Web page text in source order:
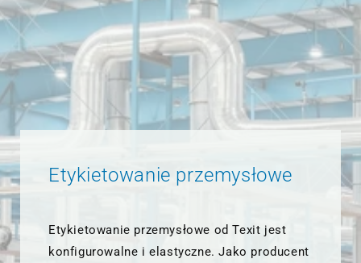
Etykietowanie przemysłowe
Etykietowanie przemysłowe od Texit jest
konfigurowalne i elastyczne. Jako producent